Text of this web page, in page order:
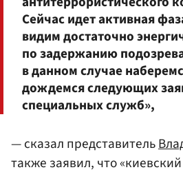
Сейчас идет активная
видим достаточно
по задержанию
в данном случае
дождемся следующих
специальных служб»,
— сказал представитель
также заявил, что